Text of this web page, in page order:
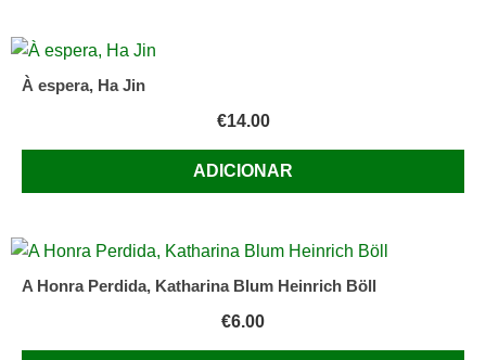
À espera, Ha Jin
€14.00
ADICIONAR
A Honra Perdida, Katharina Blum Heinrich Böll
€6.00